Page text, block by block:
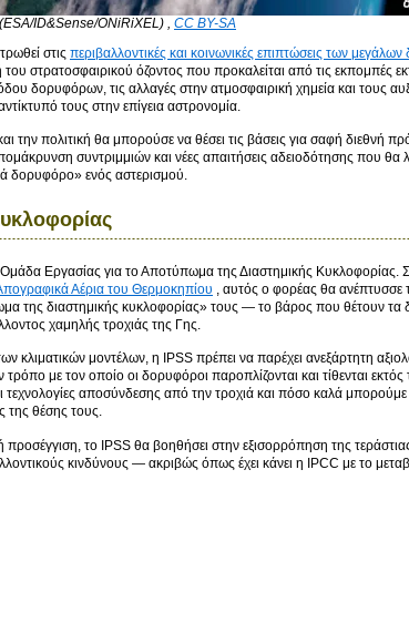
(ESA/ID&Sense/ONiRiXEL)
CC BY-SA
στις περιβαλλοντικές και κοινωνικές επιπτώσεις των
στρατοσφαιρικού όζοντος που προκαλείται από τις εκπομπές
δορυφόρων, τις αλλαγές στην ατμοσφαιρική χημεία και τους
τους στην επίγεια αστρονομία.
την πολιτική θα μπορούσε να θέσει τις βάσεις για σαφή διεθνή
συντριμμιών και νέες απαιτήσεις αδειοδότησης που
δορυφόρο» ενός αστερισμού.
Εργασίας για το Αποτύπωμα της Διαστημικής Κυκλοφορίας.
Αέρια του Θερμοκηπίου , αυτός ο φορέας θα ανέπτυσσε
της διαστημικής κυκλοφορίας» τους — το βάρος που θέτουν τα
χαμηλής τροχιάς της Γης.
κλιματικών μοντέλων, η IPSS πρέπει να παρέχει ανεξάρτητη
με τον οποίο οι δορυφόροι παροπλίζονται και τίθενται
τεχνολογίες αποσύνδεσης από την τροχιά και πόσο καλά
της θέσης τους.
το IPSS θα βοηθήσει στην εξισορρόπηση της
κινδύνους — ακριβώς όπως έχει κάνει η IPCC με το